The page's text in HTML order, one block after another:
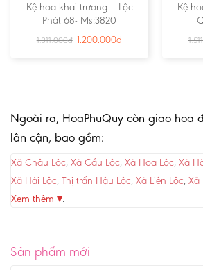
Kệ hoa khai trương – Lộc
Phát 68- Ms:3820
1.311.000₫ 1.200.000₫
Kệ
Ngoài ra, HoaPhuQuy còn giao hoa
lân cận, bao gồm:
Xã Châu Lộc, Xã Cầu Lộc, Xã Hoa Lộc, Xã
Xã Hải Lộc, Thị trấn Hậu Lộc, Xã Liên Lộc, Xã
Xem thêm ▾.
Sản phẩm mới